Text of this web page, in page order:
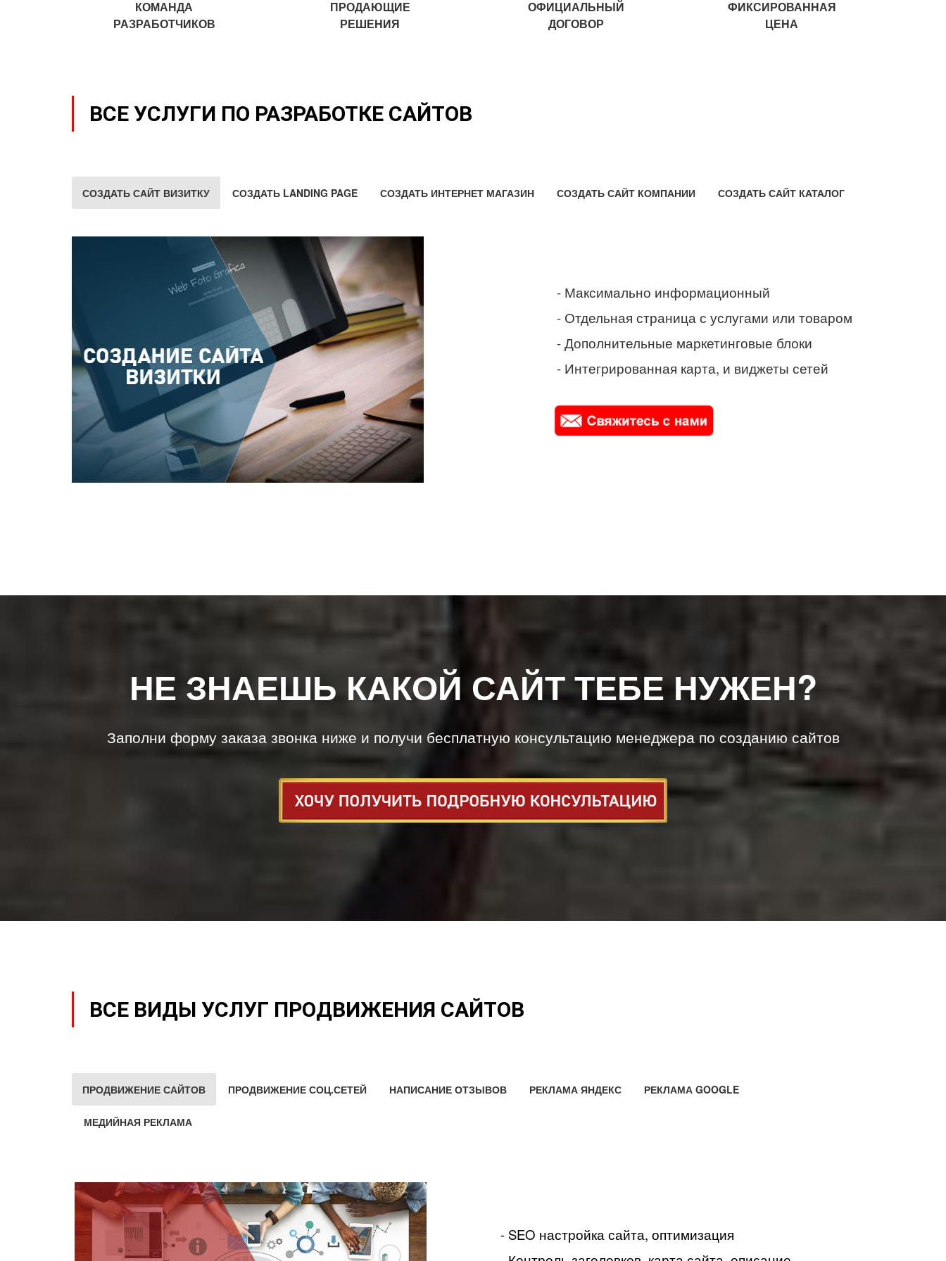
КОМАНДА
РАЗРАБОТЧИКОВ
ПРОДАЮЩИЕ
РЕШЕНИЯ
ОФИЦИАЛЬНЫЙ
ДОГОВОР
ФИКСИРОВАННАЯ
ЦЕНА
ВСЕ УСЛУГИ ПО РАЗРАБОТКЕ САЙТОВ
СОЗДАТЬ САЙТ ВИЗИТКУ СОЗДАТЬ LANDING PAGE СОЗДАТЬ ИНТЕРНЕТ МАГАЗИН СОЗДАТЬ САЙТ КОМПАНИИ СОЗДАТЬ САЙТ КАТАЛОГ
- Максимально информационный
- Отдельная страница с услугами или товаром
- Дополнительные маркетинговые блоки
- Интегрированная карта, и виджеты сетей
НЕ ЗНАЕШЬ КАКОЙ САЙТ ТЕБЕ НУЖЕН?
Заполни форму заказа звонка ниже и получи бесплатную консультацию менеджера по созданию сайтов
ВСЕ ВИДЫ УСЛУГ ПРОДВИЖЕНИЯ САЙТОВ
ПРОДВИЖЕНИЕ САЙТОВ ПРОДВИЖЕНИЕ СОЦ.СЕТЕЙ НАПИСАНИЕ ОТЗЫВОВ РЕКЛАМА ЯНДЕКС РЕКЛАМА GOOGLE
МЕДИЙНАЯ РЕКЛАМА
- SEO настройка сайта, оптимизация